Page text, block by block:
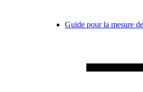
Guide pour la mesure